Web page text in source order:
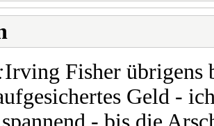
Irving Fisher übrigens
Geld -